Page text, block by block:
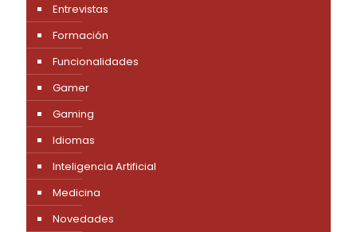
Entrevistas
Formación
Funcionalidades
Gamer
Gaming
Idiomas
Inteligencia Artificial
Medicina
Novedades